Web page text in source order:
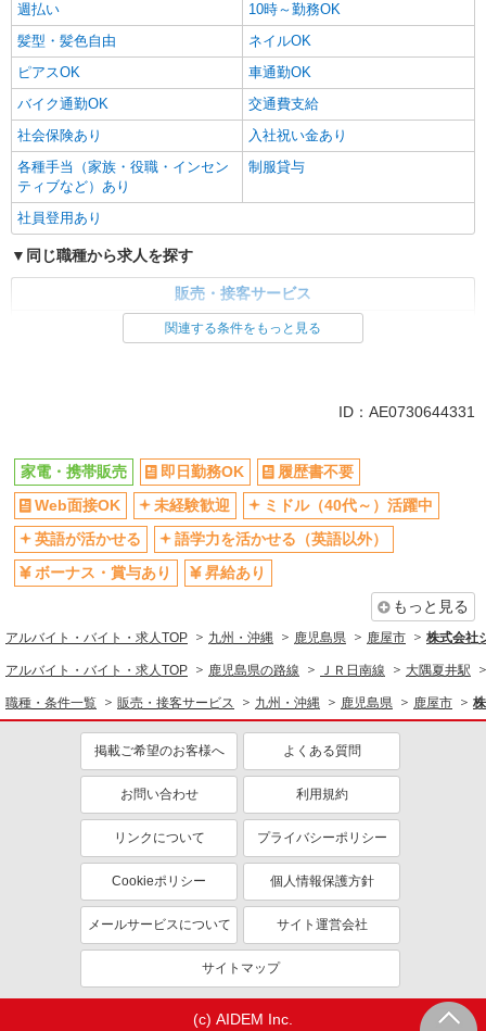
週払い
10時～勤務OK
髪型・髪色自由
ネイルOK
ピアスOK
車通勤OK
バイク通勤OK
交通費支給
社会保険あり
入社祝い金あり
各種手当（家族・役職・インセン
ティブなど）あり
制服貸与
社員登用あり
同じ職種から求人を探す
販売・接客サービス
日払い
車通勤OK
交通費支給
社会保険あり
社員登用あり
関連する条件をもっと見る
ID：AE0730644331
家電・携帯販売 即日勤務OK
履歴書不要
Web面接OK
未経験歓迎
ミドル（40代～）活躍中
英語が活かせる
語学力を活かせる（英語以外）
ボーナス・賞与あり
昇給あり
もっと見る
アルバイト・バイト・求人TOP 九州・沖縄 鹿児島県 鹿屋市 株式会社
アルバイト・バイト・求人TOP 鹿児島県の路線 ＪＲ日南線 大隅夏井駅
職種・条件一覧 販売・接客サービス 九州・沖縄 鹿児島県 鹿屋市
掲載ご希望のお客様へ よくある質問
お問い合わせ 利用規約
リンクについて プライバシーポリシー
Cookieポリシー 個人情報保護方針
メールサービスについて サイト運営会社
サイトマップ
(c) AIDEM Inc.